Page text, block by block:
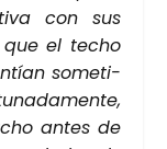
con sus
el techo
some­ti­
antes de